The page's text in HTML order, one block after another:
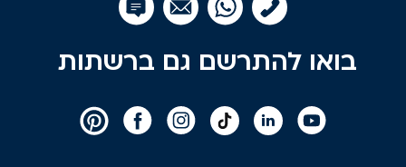
בואו להתרשם גם ברשתות